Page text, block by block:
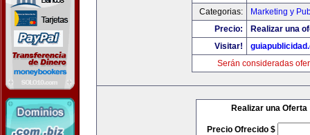
Categorias:
Marketing y
Precio:
Realizar una
Visitar!
Serán consideradas
Realizar una Oferta
Precio Ofrecido $